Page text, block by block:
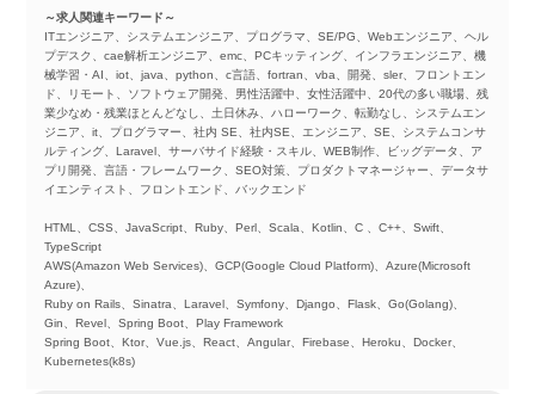
～求人関連キーワード～
ITエンジニア、システムエンジニア、プログラマ、SE/PG、Webエンジニア、ヘル
プデスク、cae解析エンジニア、emc、PCキッティング、インフラエンジニア、機
械学習・AI、iot、java、python、c言語、fortran、vba、開発、sler、フロントエン
ド、リモート、ソフトウェア開発、男性活躍中、女性活躍中、20代の多い職場、残
業少なめ・残業ほとんどなし、土日休み、ハローワーク、転勤なし、システムエン
ジニア、it、プログラマー、社内 SE、社内SE、エンジニア、SE、システムコンサ
ルティング、Laravel、サーバサイド経験・スキル、WEB制作、ビッグデータ、ア
プリ開発、言語・フレームワーク、SEO対策、プロダクトマネージャー、データサ
イエンティスト、フロントエンド、バックエンド
HTML、CSS、JavaScript、Ruby、Perl、Scala、Kotlin、C 、C++、Swift、
TypeScript
AWS(Amazon Web Services)、GCP(Google Cloud Platform)、Azure(Microsoft
Azure)、
Ruby on Rails、Sinatra、Laravel、Symfony、Django、Flask、Go(Golang)、
Gin、Revel、Spring Boot、Play Framework
Spring Boot、Ktor、Vue.js、React、Angular、Firebase、Heroku、Docker、
Kubernetes(k8s)